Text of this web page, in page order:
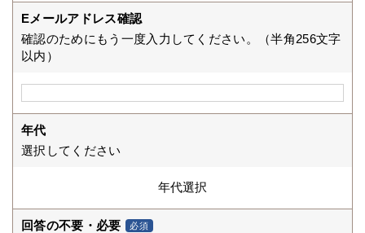
Eメールアドレス確認
確認のためにもう一度入力してください。（半角256文字
以内）
年代
選択してください
回答の不要・必要 必須